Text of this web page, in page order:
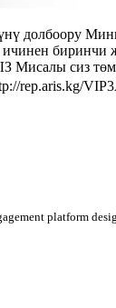
долбоору
rep.aris.kg/
platform